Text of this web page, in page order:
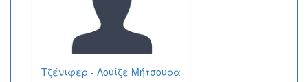
Τζένιφερ - Λουίζε Μήτσουρα